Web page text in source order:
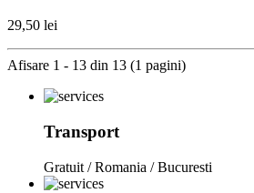
29,50 lei
Afisare 1 - 13 din 13 (1 pagini)
Transport
Gratuit / Romania / Bucuresti